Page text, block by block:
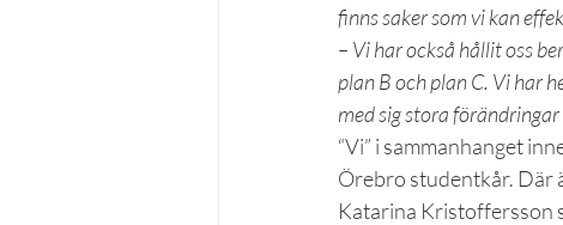
finns saker som vi kan
– Vi har också hållit oss
plan B och plan C. Vi har
med sig stora
“Vi” i sammanhanget
Örebro studentkår. Där
Katarina Kristoffersson